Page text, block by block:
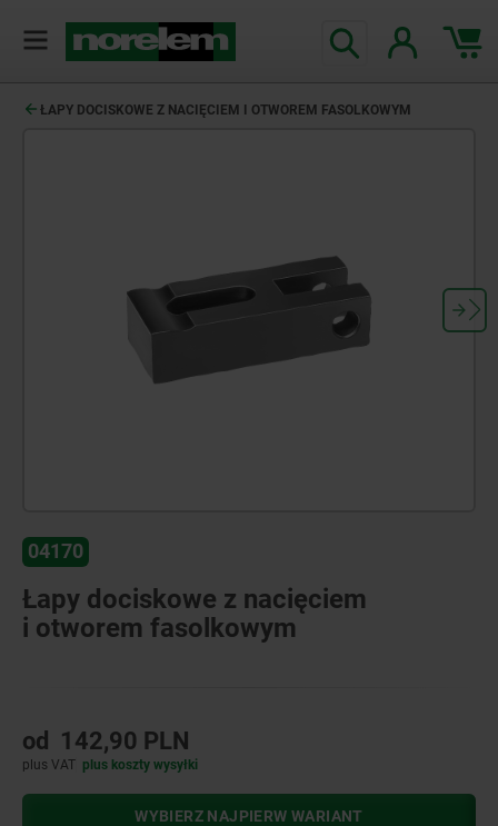
ŁAPY DOCISKOWE Z NACIĘCIEM I OTWOREM FASOLKOWYM
04170
Łapy dociskowe z nacięciem
i otworem fasolkowym
od 142,90 PLN
plus VAT plus koszty wysyłki
WYBIERZ NAJPIERW WARIANT